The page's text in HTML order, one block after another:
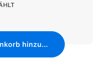
hinzufügen